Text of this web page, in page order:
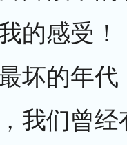
的感受！
坏的年
我们曾